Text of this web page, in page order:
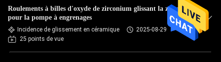
Roulements à billes d'oxyde de zirconium glissant la zircone
pour la pompe à engrenages
Incidence de glissement en céramique
2025-08-29
25 points de vue